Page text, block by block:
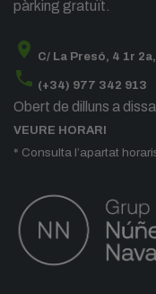
pàrking gratuït.
location_on C/ La Presó, 4 1r
phone (+34) 977 342 913
Obert de dilluns a
VEURE HORARI
* Consulta l’apartat